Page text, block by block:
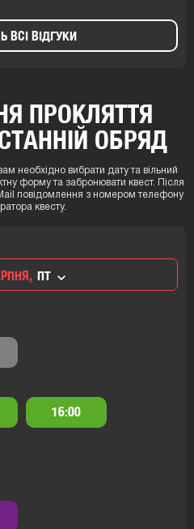
ВСІ ВІДГУКИ
ПРОКЛЯТТЯ
ОБРЯД
необхідно вибрати дату та вільний
форму та забронювати квест. Після
повідомлення з номером телефону
квесту.
ПТ
16:00